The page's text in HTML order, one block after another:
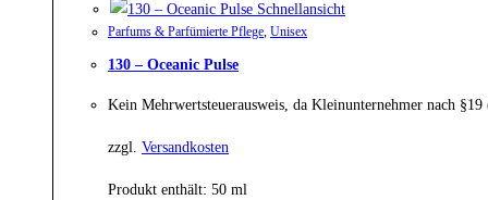
Schnellansicht
Parfums & Parfümierte Pflege, Unisex
130 – Oceanic Pulse
Kein Mehrwertsteuerausweis, da Kleinunternehmer nach
zzgl. Versandkosten
Produkt enthält: 50 ml